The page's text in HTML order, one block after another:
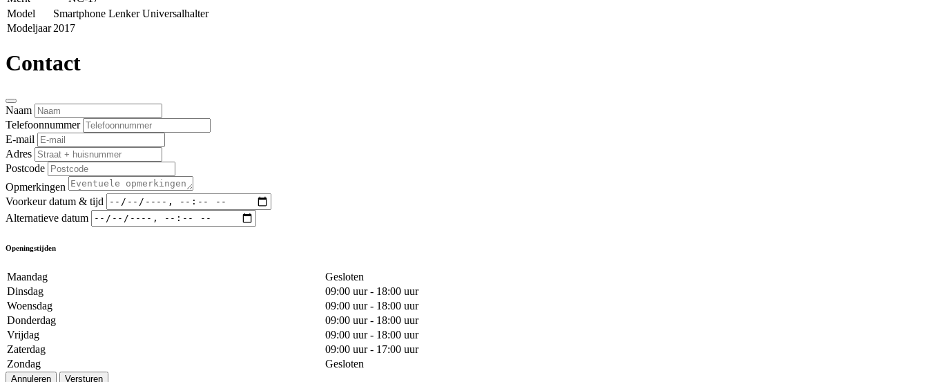
Model
Smartphone Lenker Universalhalter
Modeljaar 2017
Contact
Naam
Telefoonnummer
E-mail
Adres
Postcode
Opmerkingen
Voorkeur datum & tijd
Alternatieve datum
Openingstijden
Maandag
Gesloten
Dinsdag
09:00 uur - 18:00 uur
Woensdag
09:00 uur - 18:00 uur
Donderdag
09:00 uur - 18:00 uur
Vrijdag
09:00 uur - 18:00 uur
Zaterdag
09:00 uur - 17:00 uur
Zondag
Gesloten
Annuleren Versturen